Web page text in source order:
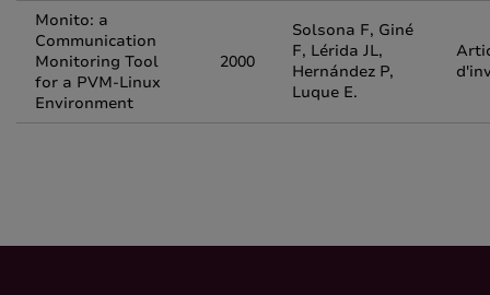
Monito: a
Communication
Monitoring Tool
for a PVM-Linux
Environment
2000
Solsona F, Giné
F, Lérida JL,
Hernández P,
Luque E.